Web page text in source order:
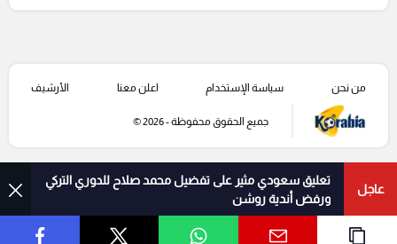
عاجل
تعليق سعودي مثير على تفضيل محمد صلاح للدوري التركي
ورفض أندية روشن
من نحن سياسة الإستخدام اعلن معنا الأرشيف
جميع الحقوق محفوظة - 2026 ©